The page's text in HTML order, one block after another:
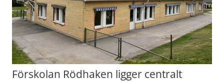
Förskolan Rödhaken ligger centralt